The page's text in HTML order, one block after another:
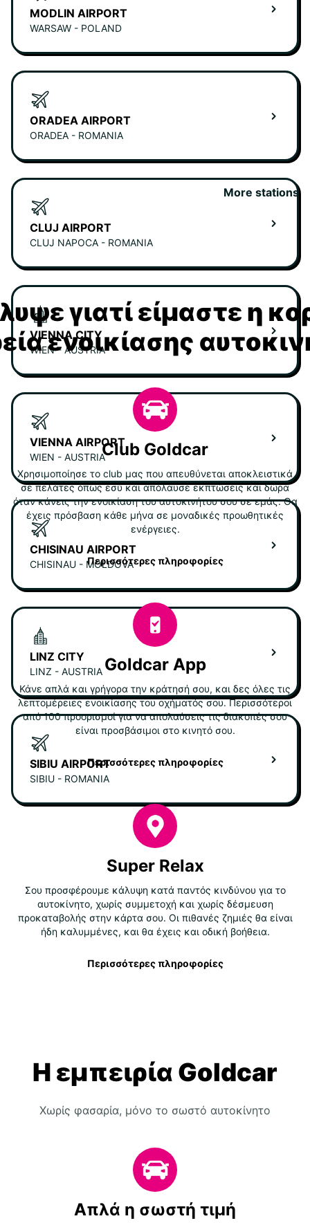
MODLIN AIRPORT
WARSAW - POLAND
ORADEA AIRPORT
ORADEA - ROMANIA
CLUJ AIRPORT
CLUJ NAPOCA - ROMANIA
VIENNA CITY
WIEN - AUSTRIA
VIENNA AIRPORT
WIEN - AUSTRIA
CHISINAU AIRPORT
CHISINAU - MOLDOVA
LINZ CITY
LINZ - AUSTRIA
SIBIU AIRPORT
SIBIU - ROMANIA
More stations
γιατί είμαστε η
ενοικίασης
Club Goldcar
Χρησιμοποίησε το club μας που απευθύνεται αποκλειστικά
σε πελάτες όπως εσύ και απόλαυσε εκπτώσεις και δώρα
όταν κάνεις την ενοικίαση του αυτοκινήτου σου σε εμάς. Θα
έχεις πρόσβαση κάθε μήνα σε μοναδικές προωθητικές
ενέργειες.
Περισσότερες πληροφορίες
Goldcar App
Κάνε απλά και γρήγορα την κράτησή σου, και δες όλες τις
λεπτομέρειες ενοικίασης του οχήματός σου. Περισσότεροι
από 100 προορισμοί για να απολαύσεις τις διακοπές σου
είναι προσβάσιμοι στο κινητό σου.
Περισσότερες πληροφορίες
Super Relax
Σου προσφέρουμε κάλυψη κατά παντός κινδύνου για το
αυτοκίνητο, χωρίς συμμετοχή και χωρίς δέσμευση
προκαταβολής στην κάρτα σου. Οι πιθανές ζημιές θα είναι
ήδη καλυμμένες, και θα έχεις και οδική βοήθεια.
Περισσότερες πληροφορίες
Η εμπειρία Goldcar
Χωρίς φασαρία, μόνο το σωστό αυτοκίνητο
Απλά η σωστή τιμή